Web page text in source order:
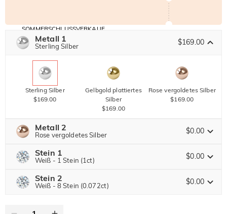
SOMMERSCHLUSSVERKAUF
10% RABATT
AUF ALLES
30% RABATT
AUF DEN 2.
Metall 1
Sterling Silber $169.00
Sterling Silber
$169.00
Gelbgold plattiertes
Silber
$169.00
Rose vergoldetes Silber
$169.00
Metall 2
Rose vergoldetes Silber $0.00
Sterling Silber
$0.00
Silber
Rose vergoldetes Silber
$0.00
Stein 1
Weiß - 1 Stein (1ct) $0.00
Jeulia Edelstein
Stein 2
Weiß - 8 Stein (0.072ct) $0.00